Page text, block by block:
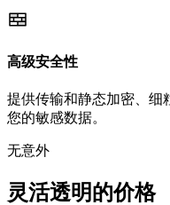
高级安全性
提供传输和静态加密、细
您的敏感数据。
无意外
灵活透明的价格